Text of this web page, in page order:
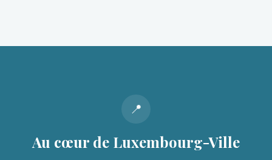
📍
Au cœur de Luxembourg-Ville